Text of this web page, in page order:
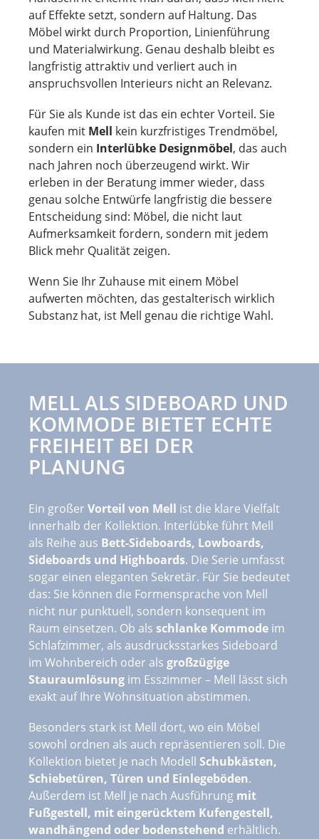
auf Effekte setzt, sondern auf Haltung. Das
Möbel wirkt durch Proportion, Linienführung
und Materialwirkung. Genau deshalb bleibt es
langfristig attraktiv und verliert auch in
anspruchsvollen Interieurs nicht an Relevanz.
Für Sie als Kunde ist das ein echter Vorteil. Sie
kaufen mit Mell kein kurzfristiges Trendmöbel,
sondern ein Interlübke Designmöbel, das auch
nach Jahren noch überzeugend wirkt. Wir
erleben in der Beratung immer wieder, dass
genau solche Entwürfe langfristig die bessere
Entscheidung sind: Möbel, die nicht laut
Aufmerksamkeit fordern, sondern mit jedem
Blick mehr Qualität zeigen.
Wenn Sie Ihr Zuhause mit einem Möbel
aufwerten möchten, das gestalterisch wirklich
Substanz hat, ist Mell genau die richtige Wahl.
MELL ALS SIDEBOARD UND
KOMMODE BIETET ECHTE
FREIHEIT BEI DER
PLANUNG
Ein großer Vorteil von Mell ist die klare Vielfalt
innerhalb der Kollektion. Interlübke führt Mell
als Reihe aus Bett-Sideboards, Lowboards,
Sideboards und Highboards. Die Serie umfasst
sogar einen eleganten Sekretär. Für Sie bedeutet
das: Sie können die Formensprache von Mell
nicht nur punktuell, sondern konsequent im
Raum einsetzen. Ob als schlanke Kommode im
Schlafzimmer, als ausdrucksstarkes Sideboard
im Wohnbereich oder als großzügige
Stauraumlösung im Esszimmer – Mell lässt sich
exakt auf Ihre Wohnsituation abstimmen.
Besonders stark ist Mell dort, wo ein Möbel
sowohl ordnen als auch repräsentieren soll. Die
Kollektion bietet je nach Modell Schubkästen,
Schiebetüren, Türen und Einlegeböden.
Außerdem ist Mell je nach Ausführung mit
Fußgestell, mit eingerücktem Kufengestell,
wandhängend oder bodenstehend erhältlich.